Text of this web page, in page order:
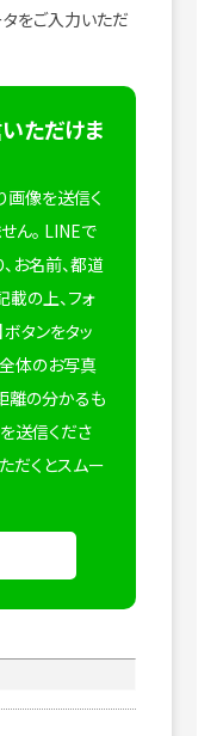
をご入力いただ
ただけま
像を送信く
ん。 LINEで
お名前、都道
載の上、フォ
タンをタッ
体のお写真
離の分かるも
送信くださ
だくとスムー